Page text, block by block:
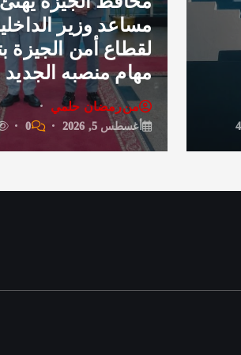
الداخلية
الجيزة بتوليه
الجديد
23
إكس
من
أغسطس 5,